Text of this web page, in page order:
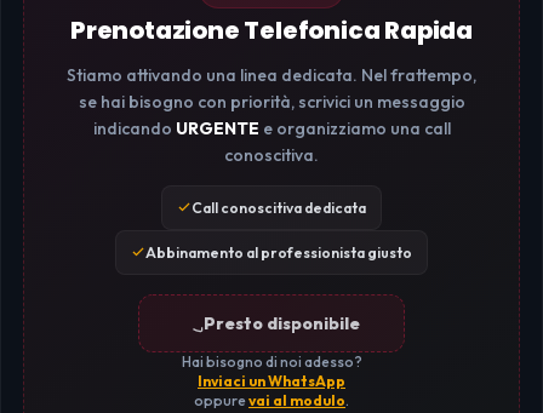
Prenotazione Telefonica Rapida
Stiamo attivando una linea dedicata. Nel frattempo,
se hai bisogno con priorità, scrivici un messaggio
indicando URGENTE e organizziamo una call
conoscitiva.
Call conoscitiva dedicata
Abbinamento al professionista giusto
Presto disponibile
Hai bisogno di noi adesso?
Inviaci un WhatsApp
oppurevai al modulo.